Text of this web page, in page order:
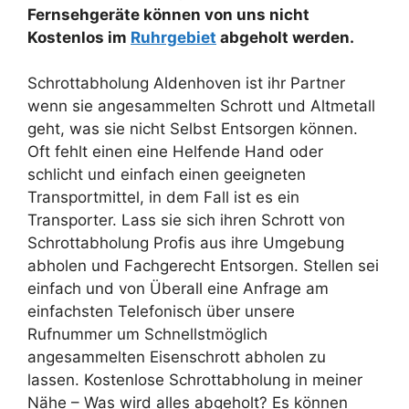
Fernsehgeräte können von uns nicht
Kostenlos im Ruhrgebiet abgeholt werden.
Schrottabholung Aldenhoven ist ihr Partner
wenn sie angesammelten Schrott und Altmetall
geht, was sie nicht Selbst Entsorgen können.
Oft fehlt einen eine Helfende Hand oder
schlicht und einfach einen geeigneten
Transportmittel, in dem Fall ist es ein
Transporter. Lass sie sich ihren Schrott von
Schrottabholung Profis aus ihre Umgebung
abholen und Fachgerecht Entsorgen. Stellen sei
einfach und von Überall eine Anfrage am
einfachsten Telefonisch über unsere
Rufnummer um Schnellstmöglich
angesammelten Eisenschrott abholen zu
lassen. Kostenlose Schrottabholung in meiner
Nähe – Was wird alles abgeholt? Es können